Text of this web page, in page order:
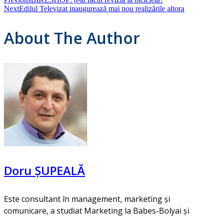
NextEdilul Televizat inaugurează mai nou realizările altora
About The Author
Doru ȘUPEALĂ
Este consultant în management, marketing și
comunicare, a studiat Marketing la Babes-Bolyai și